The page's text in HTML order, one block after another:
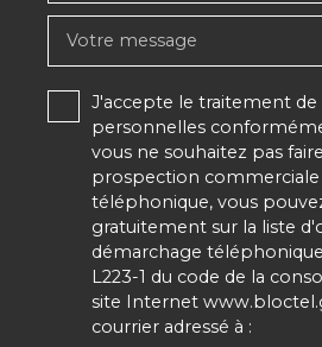
Votre message
J'accepte le traitement
personnelles
vous ne souhaitez pas
prospection commerciale
téléphonique, vous
gratuitement sur la liste
démarchage
L223-1 du code de la
site Internet
courrier adressé à :